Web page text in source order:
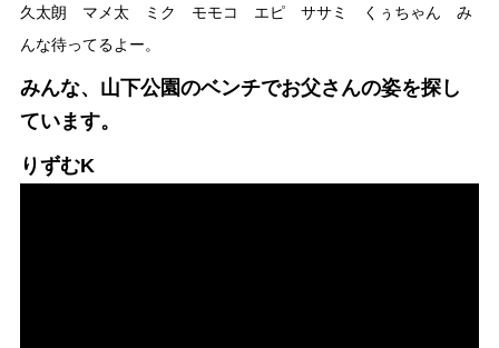
久太朗 マメ太 ミク モモコ エピ ササミ くぅちゃん み
んな待ってるよー。
みんな、山下公園のベンチでお父さんの姿を探し
ています。
りずむK